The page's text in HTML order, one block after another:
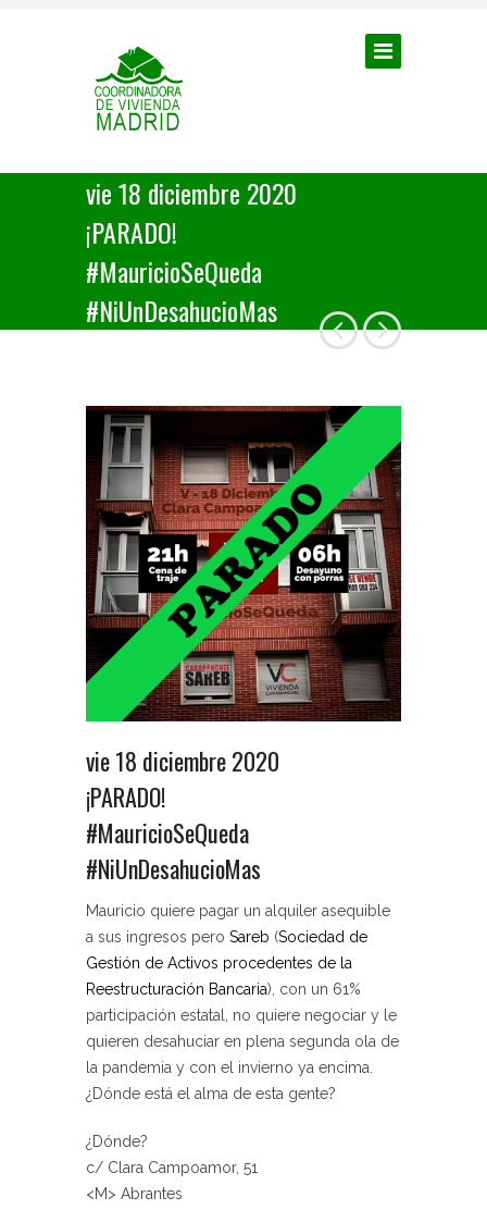
vie 18 diciembre 2020
¡PARADO!
#MauricioSeQueda
#NiUnDesahucioMas
vie 18 diciembre 2020
¡PARADO!
#MauricioSeQueda
#NiUnDesahucioMas
Mauricio quiere pagar un alquiler asequible
a sus ingresos pero Sareb (Sociedad de
Gestión de Activos procedentes de la
Reestructuración Bancaria), con un 61%
participación estatal, no quiere negociar y le
quieren desahuciar en plena segunda ola de
la pandemia y con el invierno ya encima.
¿Dónde está el alma de esta gente?
¿Dónde?
c/ Clara Campoamor, 51
<M> Abrantes